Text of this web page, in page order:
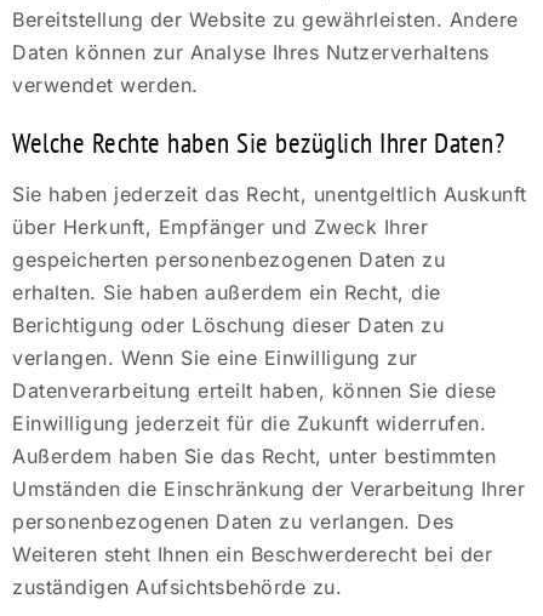
Bereitstellung der Website zu gewährleisten. Andere
Daten können zur Analyse Ihres Nutzerverhaltens
verwendet werden.
Welche Rechte haben Sie bezüglich Ihrer Daten?
Sie haben jederzeit das Recht, unentgeltlich Auskunft
über Herkunft, Empfänger und Zweck Ihrer
gespeicherten personenbezogenen Daten zu
erhalten. Sie haben außerdem ein Recht, die
Berichtigung oder Löschung dieser Daten zu
verlangen. Wenn Sie eine Einwilligung zur
Datenverarbeitung erteilt haben, können Sie diese
Einwilligung jederzeit für die Zukunft widerrufen.
Außerdem haben Sie das Recht, unter bestimmten
Umständen die Einschränkung der Verarbeitung Ihrer
personenbezogenen Daten zu verlangen. Des
Weiteren steht Ihnen ein Beschwerderecht bei der
zuständigen Aufsichtsbehörde zu.